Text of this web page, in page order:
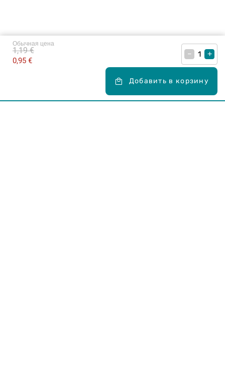
Обычная цена
0,95 €
1,19 € – +
Добавить в корзину